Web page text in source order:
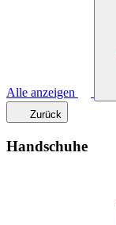
Alle anzeigen
Zurück
Handschuhe